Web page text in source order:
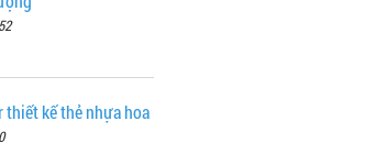
thiết kế thẻ nhựa hoa